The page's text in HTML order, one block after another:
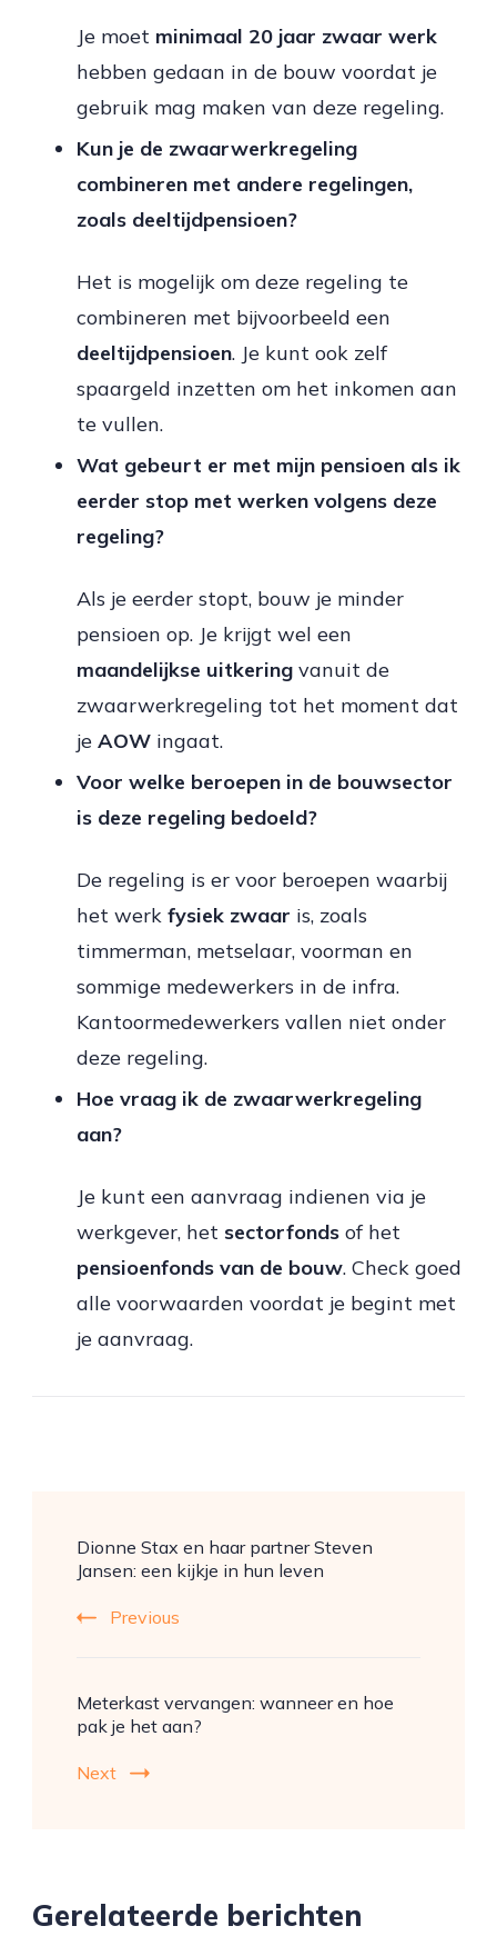
Je moet minimaal 20 jaar zwaar werk
hebben gedaan in de bouw voordat je
gebruik mag maken van deze regeling.
Kun je de zwaarwerkregeling
combineren met andere regelingen,
zoals deeltijdpensioen?
Het is mogelijk om deze regeling te
combineren met bijvoorbeeld een
deeltijdpensioen. Je kunt ook zelf
spaargeld inzetten om het inkomen aan
te vullen.
Wat gebeurt er met mijn pensioen als ik
eerder stop met werken volgens deze
regeling?
Als je eerder stopt, bouw je minder
pensioen op. Je krijgt wel een
maandelijkse uitkering vanuit de
zwaarwerkregeling tot het moment dat
je AOW ingaat.
Voor welke beroepen in de bouwsector
is deze regeling bedoeld?
De regeling is er voor beroepen waarbij
het werk fysiek zwaar is, zoals
timmerman, metselaar, voorman en
sommige medewerkers in de infra.
Kantoormedewerkers vallen niet onder
deze regeling.
Hoe vraag ik de zwaarwerkregeling
aan?
Je kunt een aanvraag indienen via je
werkgever, het sectorfonds of het
pensioenfonds van de bouw. Check goed
alle voorwaarden voordat je begint met
je aanvraag.
Navigation
Dionne Stax en haar partner Steven
Jansen: een kijkje in hun leven
Previous
Meterkast vervangen: wanneer en hoe
pak je het aan?
Next
Gerelateerde berichten